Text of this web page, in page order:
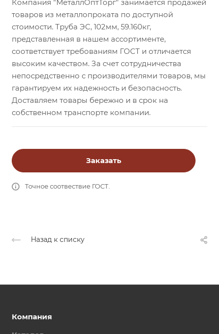
Компания "МеталлОптТорг" занимается продажей
товаров из металлопроката по доступной
стоимости. Труба ЭС, 102мм, 59.160кг,
представленная в нашем ассортименте,
соответствует требованиям ГОСТ и отличается
высоким качеством. За счет сотрудничества
непосредственно с производителями товаров, мы
гарантируем их надежность и безопасность.
Доставляем товары бережно и в срок на
собственном транспорте компании.
Заказать
Точное соотвествие ГОСТ.
Назад к списку
Компания